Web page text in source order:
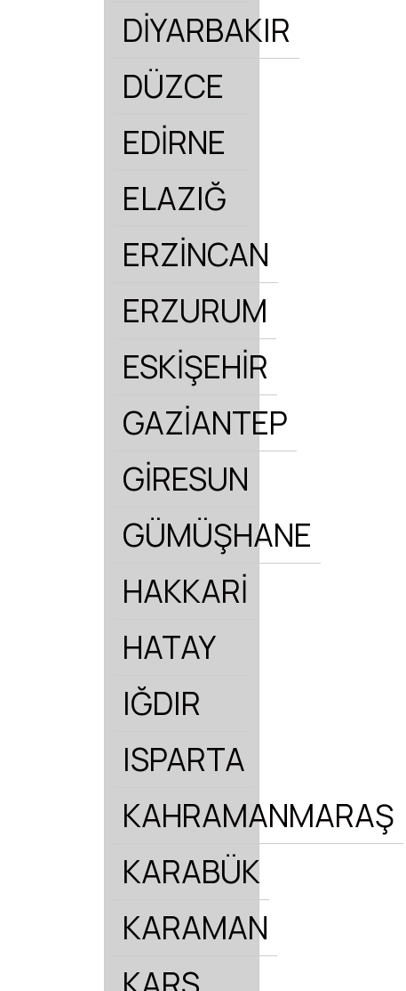
DİYARBAKIR
DÜZCE
EDİRNE
ELAZIĞ
ERZİNCAN
ERZURUM
ESKİŞEHİR
GAZİANTEP
GİRESUN
GÜMÜŞHANE
HAKKARİ
HATAY
IĞDIR
ISPARTA
KAHRAMANMARAŞ
KARABÜK
KARAMAN